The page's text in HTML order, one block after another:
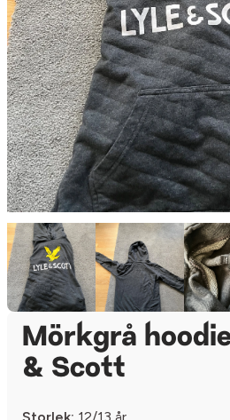
Mörkgrå
& Scott